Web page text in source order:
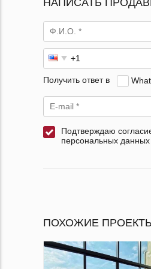
Получить ответ в
Подтверждаю
персональных данных
ПОХОЖИЕ